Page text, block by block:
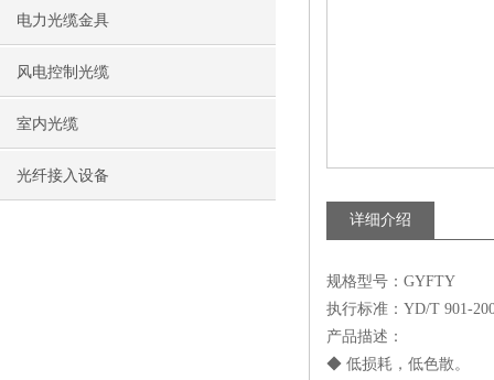
电力光缆金具
风电控制光缆
室内光缆
光纤接入设备
详细介绍
规格型号：GYFTY
执行标准：YD/T 901-
产品描述：
◆ 低损耗，低色散。